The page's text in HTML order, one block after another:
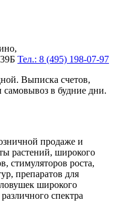
Тел.: 8 (495) 198-07-97
Выписка счетов,
самовывоз в будние дни.
продаже и
растений, широкого
стимуляторов роста,
препаратов для
широкого
спектра